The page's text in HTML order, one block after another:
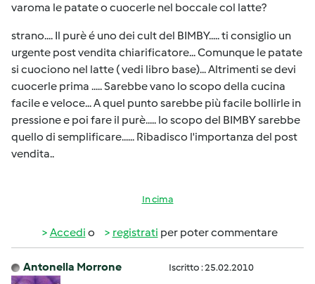
varoma le patate o cuocerle nel boccale col latte?
strano.... Il purè é uno dei cult del BIMBY..... ti consiglio un
urgente post vendita chiarificatore... Comunque le patate
si cuociono nel latte ( vedi libro base)... Altrimenti se devi
cuocerle prima ..... Sarebbe vano lo scopo della cucina
facile e veloce... A quel punto sarebbe più facile bollirle in
pressione e poi fare il purè..... lo scopo del BIMBY sarebbe
quello di semplificare...... Ribadisco l'importanza del post
vendita..
In cima
Accedi o registrati per poter commentare
Antonella Morrone Iscritto : 25.02.2010